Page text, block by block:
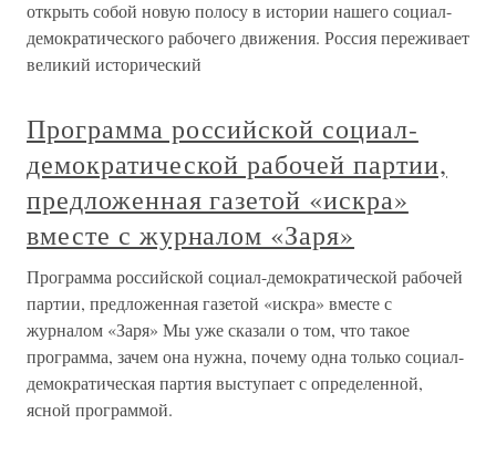
открыть собой новую полосу в истории нашего социал-
демократического рабочего движения. Россия переживает
великий исторический
Программа российской социал-
демократической рабочей партии,
предложенная газетой «искра»
вместе с журналом «Заря»
Программа российской социал-демократической рабочей
партии, предложенная газетой «искра» вместе с
журналом «Заря» Мы уже сказали о том, что такое
программа, зачем она нужна, почему одна только социал-
демократическая партия выступает с определенной,
ясной программой.